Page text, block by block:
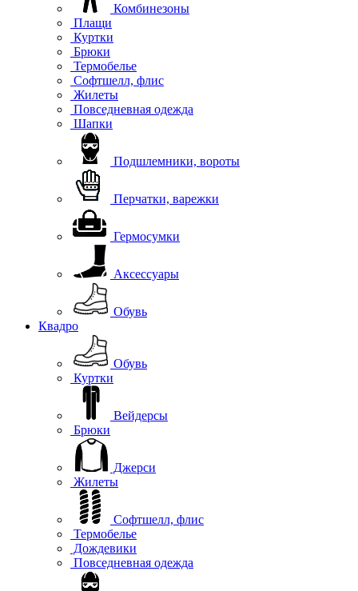
Комбинезоны
Плащи
Куртки
Брюки
Термобелье
Софтшелл, флис
Жилеты
Повседневная одежда
Шапки
Подшлемники, вороты
Перчатки, варежки
Гермосумки
Аксессуары
Обувь
Квадро
Обувь
Куртки
Вейдерсы
Брюки
Джерси
Жилеты
Софтшелл, флис
Термобелье
Дождевики
Повседневная одежда